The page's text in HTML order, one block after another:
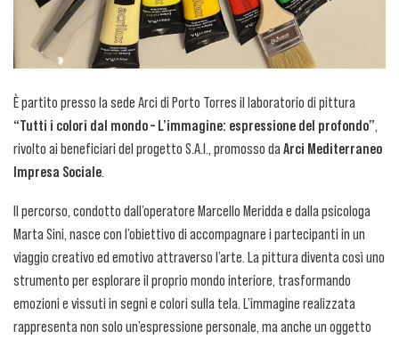
È partito presso la sede Arci di Porto Torres il laboratorio di pittura
“Tutti i colori dal mondo – L’immagine: espressione del profondo”,
rivolto ai beneficiari del progetto S.A.I., promosso da Arci Mediterraneo
Impresa Sociale.
Il percorso, condotto dall’operatore Marcello Meridda e dalla psicologa
Marta Sini, nasce con l’obiettivo di accompagnare i partecipanti in un
viaggio creativo ed emotivo attraverso l’arte. La pittura diventa così uno
strumento per esplorare il proprio mondo interiore, trasformando
emozioni e vissuti in segni e colori sulla tela. L’immagine realizzata
rappresenta non solo un’espressione personale, ma anche un oggetto